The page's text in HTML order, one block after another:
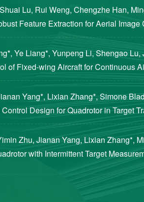
Lu, Rui Weng, Chengzhe Han,
Feature Extraction for Aerial Image
Technological Sciences, 2020, 63(8):
Ye Liang*, Yunpeng Li, Shengao
of Fixed-wing Aircraft for Continuous
of Guidance, Control, and
Yang*, Lixian Zhang*, Simone
Design for Quadrotor in Target
Measurements [J]. Journal of
Zhu, Jianan Yang, Lixian Zhang*,
with Intermittent Target